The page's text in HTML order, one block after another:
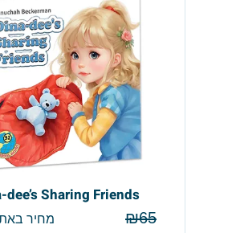
dee’s Sharing Friends
₪65 מחיר